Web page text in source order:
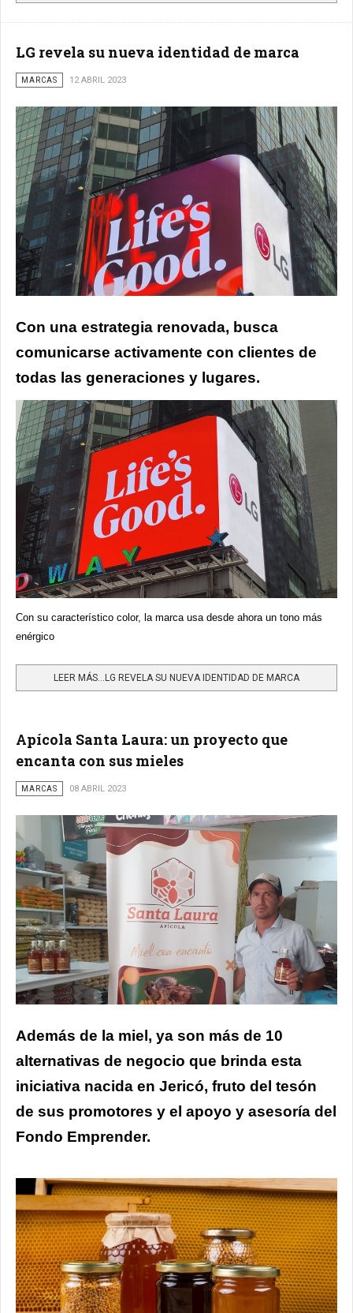
LG revela su nueva identidad de marca
MARCAS 12 ABRIL 2023
Con una estrategia renovada, busca
comunicarse activamente con clientes de
todas las generaciones y lugares.
Con su característico color, la marca usa desde ahora un tono más
enérgico
LEER MÁS…LG REVELA SU NUEVA IDENTIDAD DE MARCA
Apícola Santa Laura: un proyecto que
encanta con sus mieles
MARCAS 08 ABRIL 2023
Además de la miel, ya son más de 10
alternativas de negocio que brinda esta
iniciativa nacida en Jericó, fruto del tesón
de sus promotores y el apoyo y asesoría del
Fondo Emprender.